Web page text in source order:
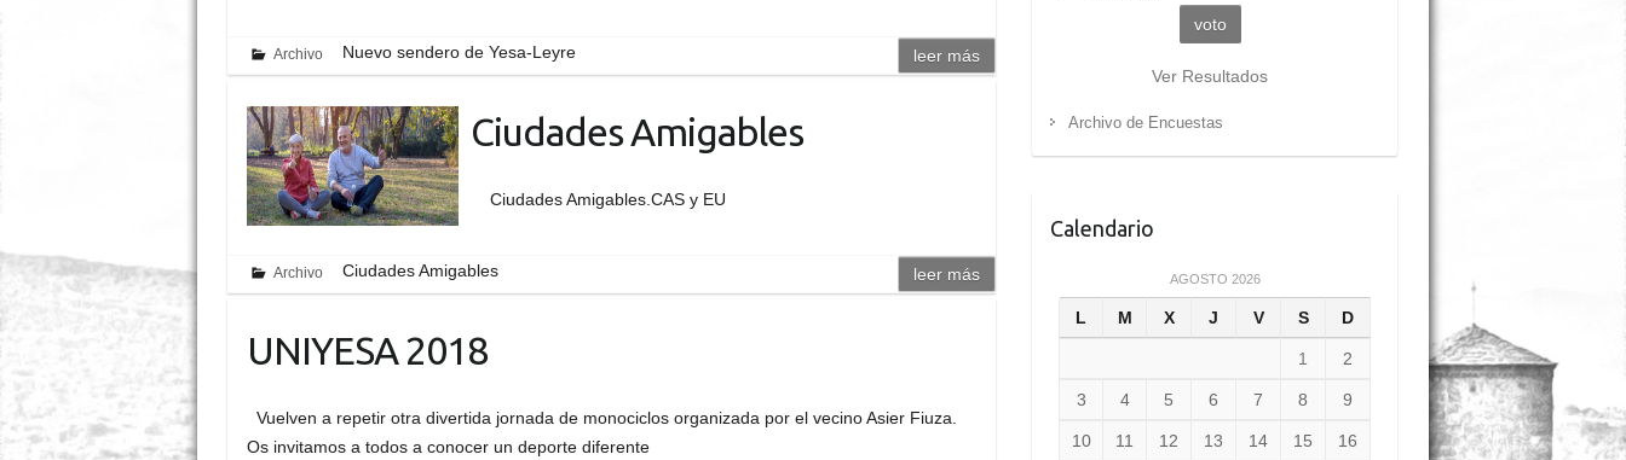
Archivo Nuevo sendero de Yesa-Leyre leer más
Ciudades Amigables
Ciudades Amigables.CAS y EU
Archivo Ciudades Amigables leer más
UNIYESA 2018
Vuelven a repetir otra divertida jornada de monociclos organizada por el vecino Asier Fiuza.
Os invitamos a todos a conocer un deporte diferente
Ver Resultados
Archivo de Encuestas
Calendario
AGOSTO 2026
L M X J V S D
1 2
3 4 5 6 7 8 9
10 11 12 13 14 15 16